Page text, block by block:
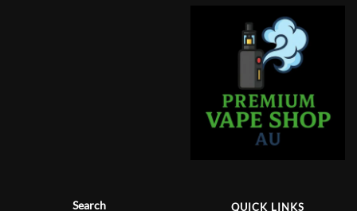
Search QUICK LINKS